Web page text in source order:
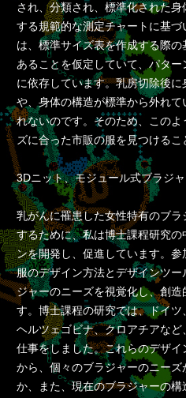
され、分類され、標準化された
する規範的な測定チャートに基
は、標準サイズ表を作成する際
あることを仮定していて、パタ
に依存しています。乳房切除後
や、身体の構造が標準から外れ
れないのです。そのため、この
ズに合った市販の服を見つけるこ
3Dニット、モジュール式ブラジ
乳がんに罹患した女性特有のブ
するために、私は博士課程研究
ンを開発し、促進しています。
服のデザイン方法とデザインツ
ジャーのニーズを視覚化し、創
す。博士課程の研究では、ドイ
ヘルツェゴビナ、クロアチアな
仕事をしました。これらのデザ
から、個々のブラジャーのニー
か、また、現在のブラジャーの